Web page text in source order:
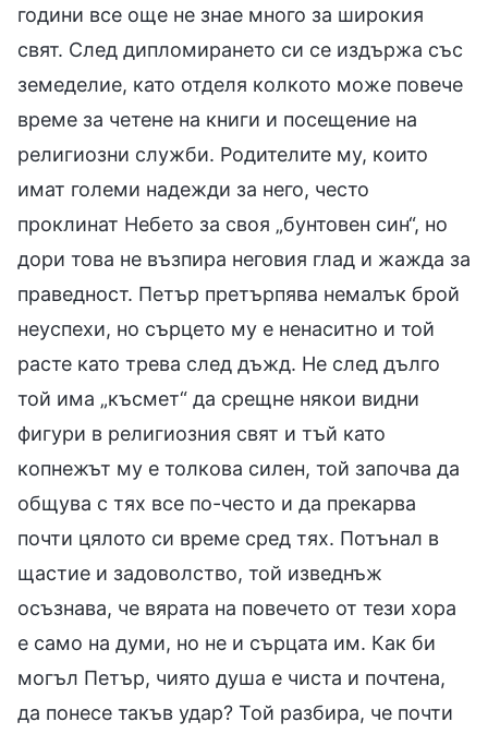
години все още не знае много за широкия
свят. След дипломирането си се издържа със
земеделие, като отделя колкото може повече
време за четене на книги и посещение на
религиозни служби. Родителите му, които
имат големи надежди за него, често
проклинат Небето за своя „бунтовен син“, но
дори това не възпира неговия глад и жажда за
праведност. Петър претърпява немалък брой
неуспехи, но сърцето му е ненаситно и той
расте като трева след дъжд. Не след дълго
той има „късмет“ да срещне някои видни
фигури в религиозния свят и тъй като
копнежът му е толкова силен, той започва да
общува с тях все по-често и да прекарва
почти цялото си време сред тях. Потънал в
щастие и задоволство, той изведнъж
осъзнава, че вярата на повечето от тези хора
е само на думи, но не и сърцата им. Как би
могъл Петър, чиято душа е чиста и почтена,
да понесе такъв удар? Той разбира, че почти